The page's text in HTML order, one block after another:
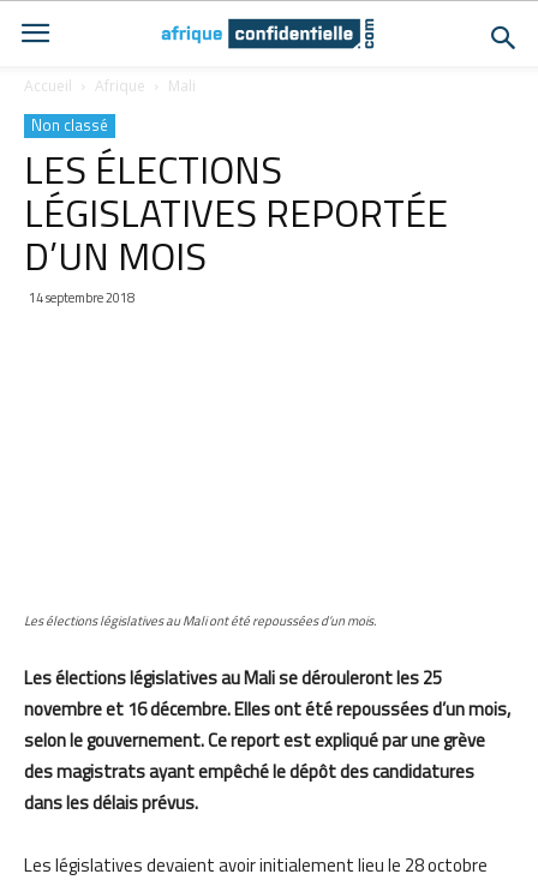
Accueil Afrique Mali
Non classé
LES ÉLECTIONS
LÉGISLATIVES REPORTÉE
D’UN MOIS
14 septembre 2018
Les élections législatives au Mali ont été repoussées d’un mois.
Les élections législatives au Mali se dérouleront les 25
novembre et 16 décembre. Elles ont été repoussées d’un mois,
selon le gouvernement. Ce report est expliqué par une grève
des magistrats ayant empêché le dépôt des candidatures
dans les délais prévus.
Les législatives devaient avoir initialement lieu le 28 octobre